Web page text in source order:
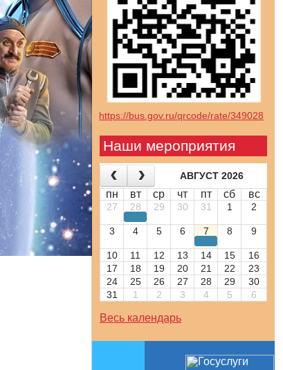
https://bus.gov.ru/qrcode/rate/349028
Наши мероприятия
АВГУСТ 2026
пн вт ср чт пт сб вс
27 28 29 30 31 1 2
3 4 5 6 7 8 9
10 11 12 13 14 15
16
17
18 19 20 21 22
23
24
25 26 27 28 29
30
31
1 2 3 4 5 6
Весь календарь